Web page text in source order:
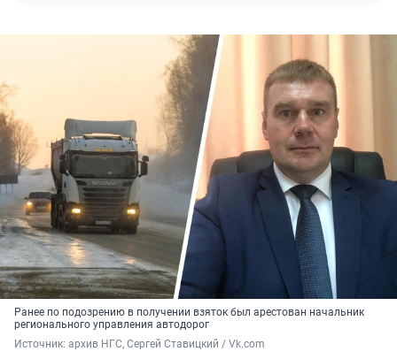
Ранее по подозрению в получении взяток был арестован начальник
регионального управления автодорог
Источник: архив НГС, Сергей Ставицкий / Vk.com